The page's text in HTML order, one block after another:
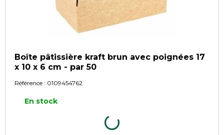
Boîte pâtissière kraft brun avec poignées 17
x 10 x 6 cm - par 50
Référence : 0109454762
En stock